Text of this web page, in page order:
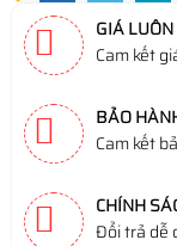
GIÁ
Cam kết
BẢO
Cam kết
CHÍNH
Đổi trả dễ